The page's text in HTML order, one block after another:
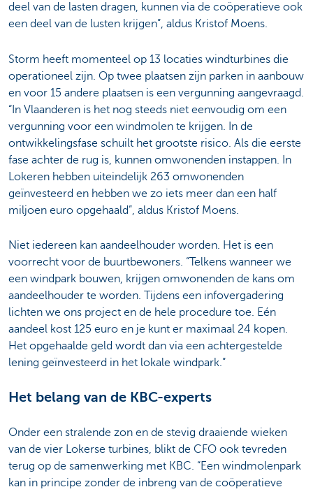
deel van de lasten dragen, kunnen via de coöperatieve ook
een deel van de lusten krijgen”, aldus Kristof Moens.
Storm heeft momenteel op 13 locaties windturbines die
operationeel zijn. Op twee plaatsen zijn parken in aanbouw
en voor 15 andere plaatsen is een vergunning aangevraagd.
“In Vlaanderen is het nog steeds niet eenvoudig om een
vergunning voor een windmolen te krijgen. In de
ontwikkelingsfase schuilt het grootste risico. Als die eerste
fase achter de rug is, kunnen omwonenden instappen. In
Lokeren hebben uiteindelijk 263 omwonenden
geïnvesteerd en hebben we zo iets meer dan een half
miljoen euro opgehaald”, aldus Kristof Moens.
Niet iedereen kan aandeelhouder worden. Het is een
voorrecht voor de buurtbewoners. “Telkens wanneer we
een windpark bouwen, krijgen omwonenden de kans om
aandeelhouder te worden. Tijdens een infovergadering
lichten we ons project en de hele procedure toe. Eén
aandeel kost 125 euro en je kunt er maximaal 24 kopen.
Het opgehaalde geld wordt dan via een achtergestelde
lening geïnvesteerd in het lokale windpark.”
Het belang van de KBC-experts
Onder een stralende zon en de stevig draaiende wieken
van de vier Lokerse turbines, blikt de CFO ook tevreden
terug op de samenwerking met KBC. “Een windmolenpark
kan in principe zonder de inbreng van de coöperatieve